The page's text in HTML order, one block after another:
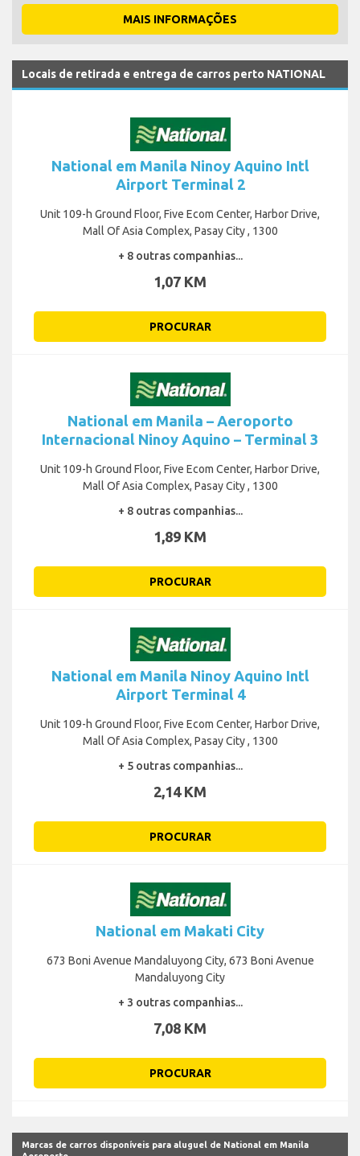
MAIS INFORMAÇÕES
Locais de retirada e entrega de carros perto NATIONAL
National em Manila Ninoy Aquino Intl
Airport Terminal 2
Unit 109-h Ground Floor, Five Ecom Center, Harbor Drive,
Mall Of Asia Complex, Pasay City , 1300
+ 8 outras companhias...
1,07 KM
PROCURAR
National em Manila – Aeroporto
Internacional Ninoy Aquino – Terminal 3
Unit 109-h Ground Floor, Five Ecom Center, Harbor Drive,
Mall Of Asia Complex, Pasay City , 1300
+ 8 outras companhias...
1,89 KM
PROCURAR
National em Manila Ninoy Aquino Intl
Airport Terminal 4
Unit 109-h Ground Floor, Five Ecom Center, Harbor Drive,
Mall Of Asia Complex, Pasay City , 1300
+ 5 outras companhias...
2,14 KM
PROCURAR
National em Makati City
673 Boni Avenue Mandaluyong City, 673 Boni Avenue
Mandaluyong City
+ 3 outras companhias...
7,08 KM
PROCURAR
Marcas de carros disponíveis para aluguel de National em Manila